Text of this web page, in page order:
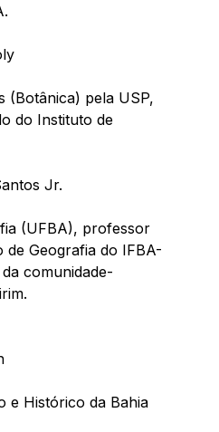
(Botânica) pela USP,
do Instituto de
Jr.
(UFBA), professor
de Geografia do IFBA-
comunidade-
e Histórico da Bahia